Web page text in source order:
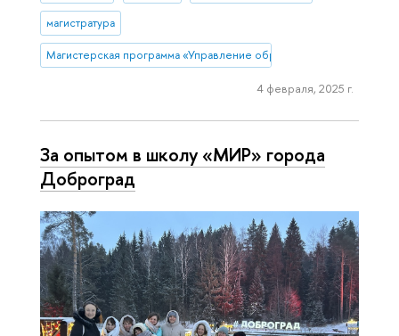
магистратура
Магистерская программа «Управление образованием» (Нижний
4 февраля, 2025 г.
За опытом в школу «МИР» города
Доброград